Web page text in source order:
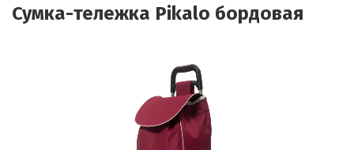
Сумка-тележка Pikalo бордовая